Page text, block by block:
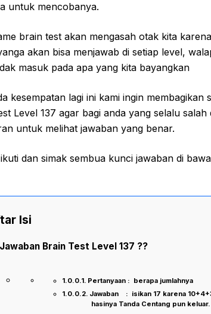
untuk mencobanya.
brain test akan mengasah otak kita
akan bisa menjawab di setiap level,
masuk pada apa yang kita bayangkan
kesempatan lagi ini kami ingin membagikan
Level 137 agar bagi anda yang selalu
untuk melihat jawaban yang benar.
dan simak sembua kunci jawaban di
Isi
Jawaban Brain Test Level 137 ??
Pertanyaan : berapa jumlahnya
Jawaban : isikan 17 karena
hasinya Tanda Centang pun keluar.